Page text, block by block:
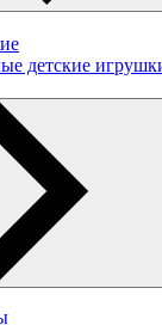
детские